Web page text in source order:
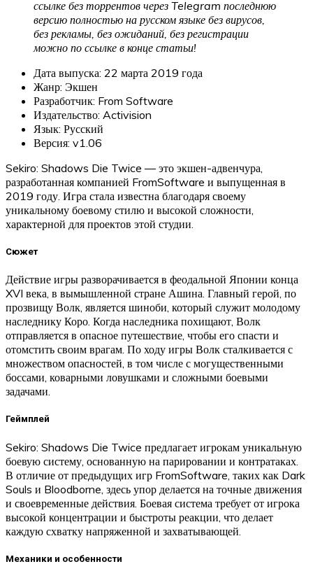
ссылке без торрентов через Telegram последнюю
версию полностью на русском языке без вирусов,
без рекламы, без ожиданий, без регистрации
можно по ссылке в конце статьи!
Дата выпуска: 22 марта 2019 года
Жанр: Экшен
Разработчик: From Software
Издательство: Activision
Язык: Русский
Версия: v1.06
Sekiro: Shadows Die Twice — это экшен-адвенчура,
разработанная компанией FromSoftware и выпущенная в
2019 году. Игра стала известна благодаря своему
уникальному боевому стилю и высокой сложности,
характерной для проектов этой студии.
Сюжет
Действие игры разворачивается в феодальной Японии конца
XVI века, в вымышленной стране Ашина. Главный герой, по
прозвищу Волк, является шиноби, который служит молодому
наследнику Коро. Когда наследника похищают, Волк
отправляется в опасное путешествие, чтобы его спасти и
отомстить своим врагам. По ходу игры Волк сталкивается с
множеством опасностей, в том числе с могущественными
боссами, коварными ловушками и сложными боевыми
задачами.
Геймплей
Sekiro: Shadows Die Twice предлагает игрокам уникальную
боевую систему, основанную на парировании и контратаках.
В отличие от предыдущих игр FromSoftware, таких как Dark
Souls и Bloodborne, здесь упор делается на точные движения
и своевременные действия. Боевая система требует от игрока
высокой концентрации и быстроты реакции, что делает
каждую схватку напряженной и захватывающей.
Механики и особенности